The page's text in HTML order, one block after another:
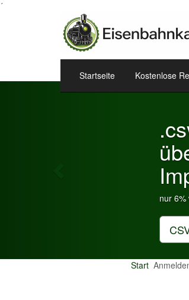
´
Startseite Kostenlose
.csv
über
nur 6% vom
Previous
Start